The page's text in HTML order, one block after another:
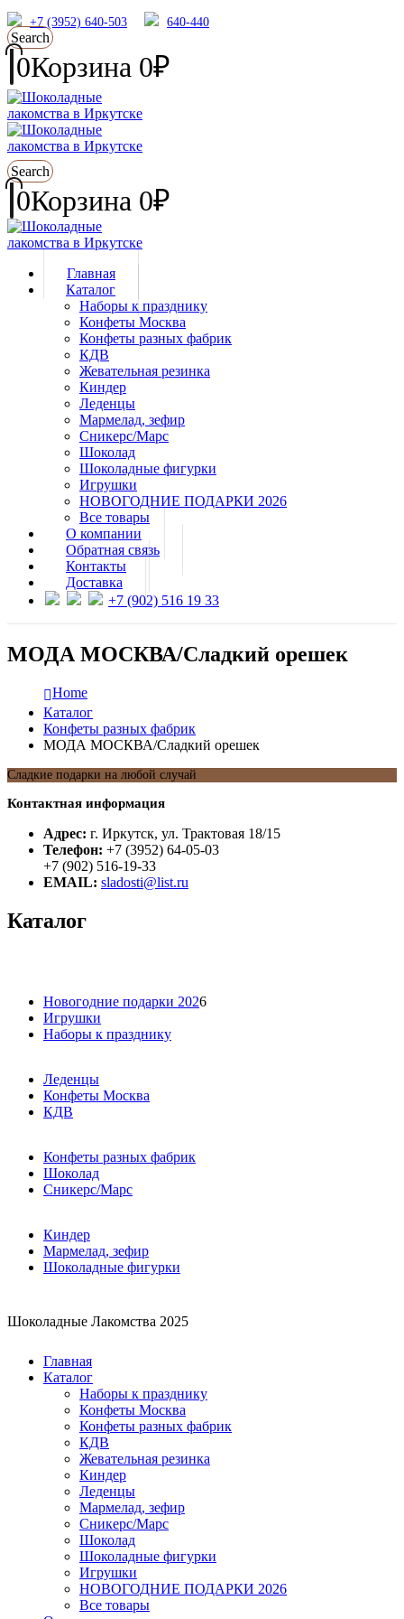
+7 (3952) 640-503 640-440
Search
0Корзина 0₽
Search
0Корзина 0₽
Главная
Каталог
Наборы к празднику
Конфеты Москва
Конфеты разных фабрик
КДВ
Жевательная резинка
Киндер
Леденцы
Мармелад, зефир
Сникерс/Марс
Шоколад
Шоколадные фигурки
Игрушки
НОВОГОДНИЕ ПОДАРКИ 2026
Все товары
О компании
Обратная связь
Контакты
Доставка
+7 (902) 516 19 33
МОДА МОСКВА/Сладкий орешек
Home
Каталог
Конфеты разных фабрик
МОДА МОСКВА/Сладкий орешек
Сладкие подарки на любой случай
Контактная информация
Адрес: г. Иркутск, ул. Трактовая 18/15
Телефон: +7 (3952) 64-05-03
+7 (902) 516-19-33
EMAIL: sladosti@list.ru
Каталог
Новогодние подарки 2026
Игрушки
Наборы к празднику
Леденцы
Конфеты Москва
КДВ
Конфеты разных фабрик
Шоколад
Сникерс/Марс
Киндер
Мармелад, зефир
Шоколадные фигурки
Шоколадные Лакомства 2025
Главная
Каталог
Наборы к празднику
Конфеты Москва
Конфеты разных фабрик
КДВ
Жевательная резинка
Киндер
Леденцы
Мармелад, зефир
Сникерс/Марс
Шоколад
Шоколадные фигурки
Игрушки
НОВОГОДНИЕ ПОДАРКИ 2026
Все товары